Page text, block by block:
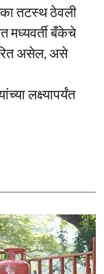
तटस्थ ठेवली
मध्यवर्ती बँकेचे
असेल, असे
लक्ष्यापर्यंत